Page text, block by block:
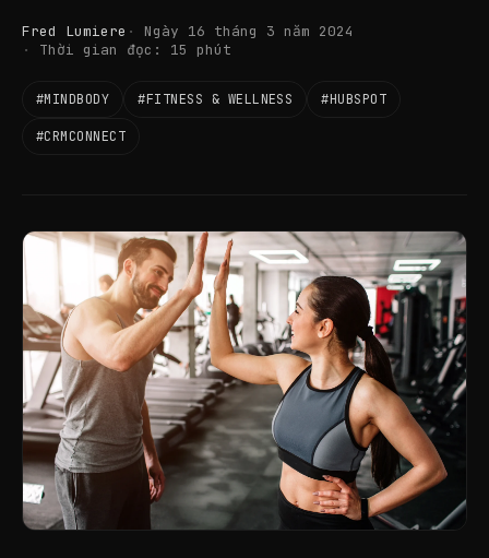
Fred Lumiere
Ngày 16 tháng 3 năm 2024
Thời gian đọc: 15 phút
#MINDBODY #FITNESS & WELLNESS #HUBSPOT
#CRMCONNECT